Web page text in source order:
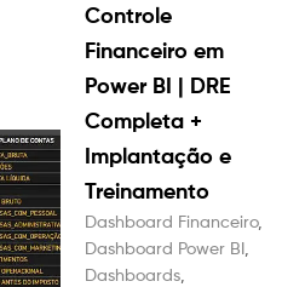
Controle
Financeiro em
Power BI | DRE
Completa +
Implantação e
Treinamento
Dashboard Financeiro,
Dashboard Power BI
Dashboards